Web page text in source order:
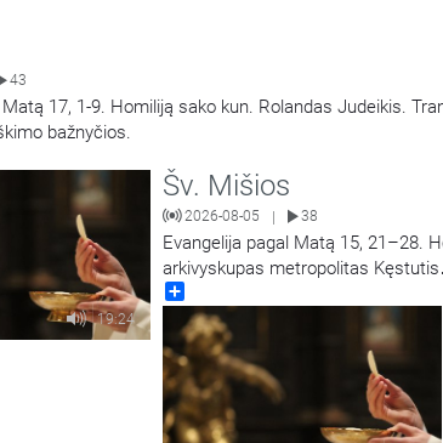
43
17, 1-9. Homiliją sako kun. Rolandas Judeikis.
bažnyčios.
19:24
Šv. Mišios
2026-08-05 | 38
Evangelija pagal Matą 15, 21–28.
arkivyskupas metropolitas Kęstutis
Kėvalas.Transliacija iš Šiluvos Švč.
Gimimo bazilikos.